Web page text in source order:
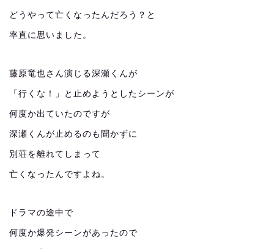
どうやって亡くなったんだろう？と
率直に思いました。
藤原竜也さん演じる深瀬くんが
「行くな！」と止めようとしたシーンが
何度か出ていたのですが
深瀬くんが止めるのも聞かずに
別荘を離れてしまって
亡くなったんですよね。
ドラマの途中で
何度か爆発シーンがあったので